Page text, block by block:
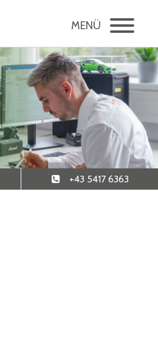
MENÜ
+43 5417 6363